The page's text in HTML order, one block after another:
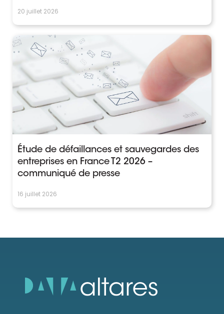
20 juillet 2026
Étude de défaillances et sauvegardes des
entreprises en France T2 2026 –
communiqué de presse
16 juillet 2026